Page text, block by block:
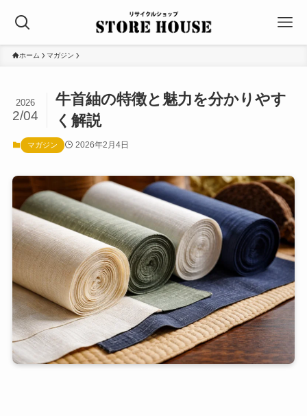
ホーム マガジン
牛首紬の特徴と魅力を分かりやす
く解説
2026
2/04
マガジン 2026年2月4日